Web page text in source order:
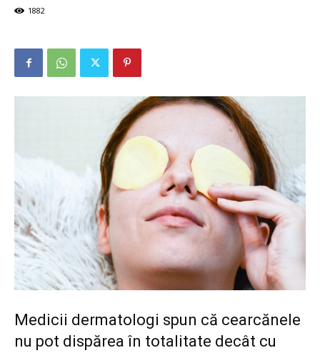
1882
Medicii dermatologi spun că cearcănele
nu pot dispărea în totalitate decât cu